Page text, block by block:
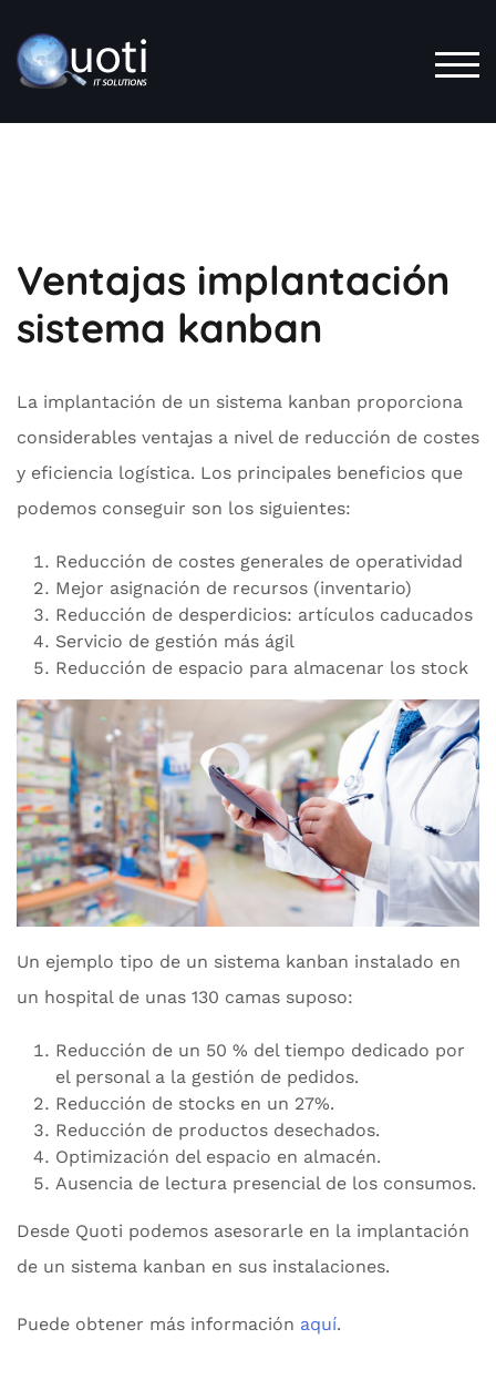
contenido
Ventajas implantación
sistema kanban
La implantación de un sistema kanban proporciona
considerables ventajas a nivel de reducción de costes
y eficiencia logística. Los principales beneficios que
podemos conseguir son los siguientes:
Reducción de costes generales de operatividad
Mejor asignación de recursos (inventario)
Reducción de desperdicios: artículos caducados
Servicio de gestión más ágil
Reducción de espacio para almacenar los stock
Un ejemplo tipo de un sistema kanban instalado en
un hospital de unas 130 camas suposo:
Reducción de un 50 % del tiempo dedicado por
el personal a la gestión de pedidos.
Reducción de stocks en un 27%.
Reducción de productos desechados.
Optimización del espacio en almacén.
Ausencia de lectura presencial de los consumos.
Desde Quoti podemos asesorarle en la implantación
de un sistema kanban en sus instalaciones.
Puede obtener más información aquí.